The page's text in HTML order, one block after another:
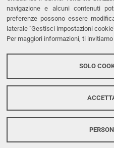
navigazione e alcuni contenuti
preferenze possono essere
laterale "Gestisci impostazioni
Per maggiori informazioni, ti
SOLO
LINKS
Dichiarazione di
Protezione dati